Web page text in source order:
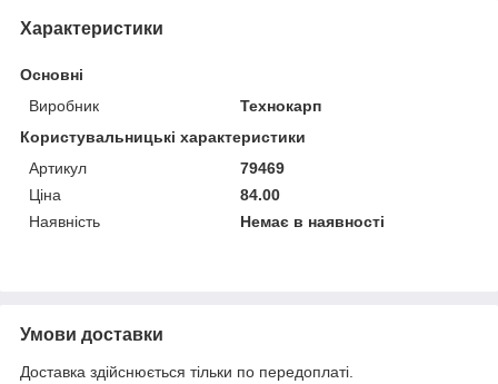
Характеристики
Основні
Виробник
Технокарп
Користувальницькі характеристики
Артикул
79469
Ціна
84.00
Наявність
Немає в наявності
Умови доставки
Доставка здійснюється тільки по передоплаті.